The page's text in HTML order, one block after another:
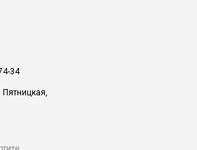
34